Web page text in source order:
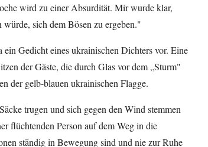
wird zu einer Absurdität. Mir wurde klar,
würde, sich dem Bösen zu ergeben."
Gedicht eines ukrainischen Dichters vor. Eine
der Gäste, die durch Glas vor dem „Sturm"
der gelb-blauen ukrainischen Flagge.
trugen und sich gegen den Wind stemmen
flüchtenden Person auf dem Weg in die
ständig in Bewegung sind und nie zur Ruhe